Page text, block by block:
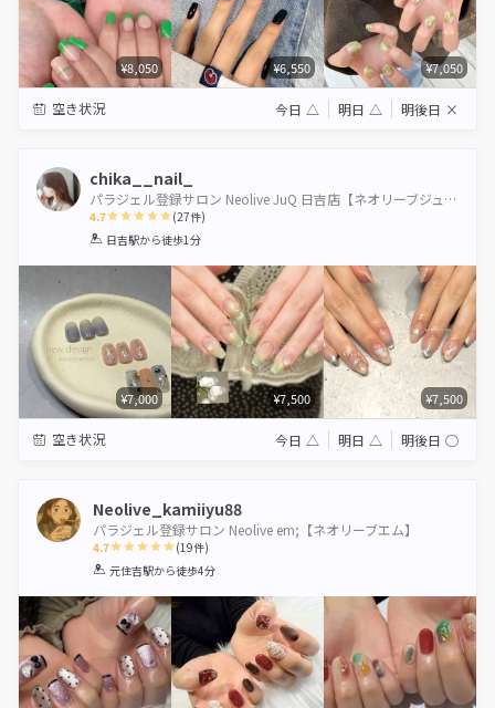
¥8,050 ¥6,550 ¥7,050
空き状況 今日 △ 明日 △ 明後日 ×
chika__nail_
パラジェル登録サロン Neolive JuQ 日吉店【ネオリーブジューク】
4.7
1 2 3 4 5
(27件)
日吉駅から徒歩1分
¥7,000 ¥7,500 ¥7,500
空き状況 今日 △ 明日 △ 明後日 ◯
Neolive_kamiiyu88
パラジェル登録サロン Neolive em;【ネオリーブエム】
4.7
1 2 3 4 5
(19件)
元住吉駅から徒歩4分